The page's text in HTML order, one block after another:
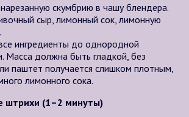
скумбрию в чашу блендера.
сыр, лимонный сок, лимонную
ингредиенты до однородной
Масса должна быть гладкой, без
паштет получается слишком плотным,
лимонного сока.
штрихи (1–2 минуты)